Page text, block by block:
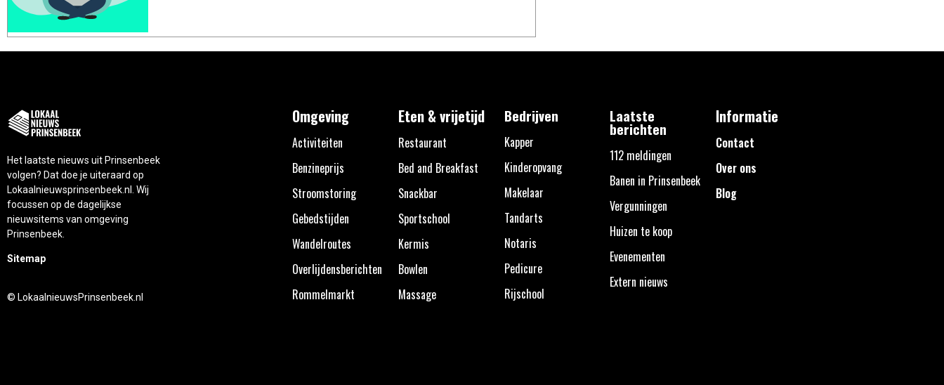
Het laatste nieuws uit Prinsenbeek
volgen? Dat doe je uiteraard op
Lokaalnieuwsprinsenbeek.nl. Wij
focussen op de dagelijkse
nieuwsitems van omgeving
Prinsenbeek.
Sitemap
© LokaalnieuwsPrinsenbeek.nl
Omgeving
Activiteiten
Benzineprijs
Stroomstoring
Gebedstijden
Wandelroutes
Overlijdensberichten
Rommelmarkt
Eten & vrijetijd
Restaurant
Bed and Breakfast
Snackbar
Sportschool
Kermis
Bowlen
Massage
Bedrijven
Kapper
Kinderopvang
Makelaar
Tandarts
Notaris
Pedicure
Rijschool
Laatste
berichten
112 meldingen
Banen in Prinsenbeek
Vergunningen
Huizen te koop
Evenementen
Extern nieuws
Informatie
Contact
Over ons
Blog